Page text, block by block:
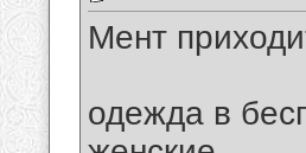
Мент
одежда в